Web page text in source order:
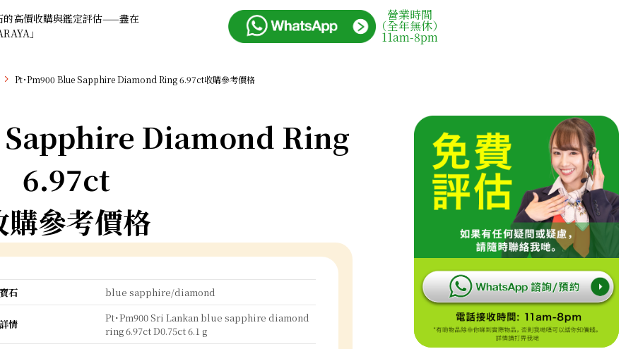
的高價收購與鑑定評估——盡在
」
營業時間
（全年無休）
11am-8pm
Pt･Pm900 Blue Sapphire Diamond Ring 6.97ct收購參考價格
Diamond Ring
6.97ct
購參考價格
寶石 blue sapphire/diamond
詳情
Pt･Pm900 Sri Lankan blue sapphire diamond
ring 6.97ct D0.75ct 6.1 g